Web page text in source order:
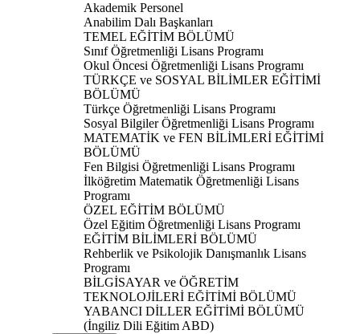
Akademik Personel
Anabilim Dalı Başkanları
TEMEL EĞİTİM BÖLÜMÜ
Sınıf Öğretmenliği Lisans Programı
Okul Öncesi Öğretmenliği Lisans Programı
TÜRKÇE ve SOSYAL BİLİMLER EĞİTİMİ
BÖLÜMÜ
Türkçe Öğretmenliği Lisans Programı
Sosyal Bilgiler Öğretmenliği Lisans Programı
MATEMATİK ve FEN BİLİMLERİ EĞİTİMİ
BÖLÜMÜ
Fen Bilgisi Öğretmenliği Lisans Programı
İlköğretim Matematik Öğretmenliği Lisans
Programı
ÖZEL EĞİTİM BÖLÜMÜ
Özel Eğitim Öğretmenliği Lisans Programı
EĞİTİM BİLİMLERİ BÖLÜMÜ
Rehberlik ve Psikolojik Danışmanlık Lisans
Programı
BİLGİSAYAR ve ÖĞRETİM
TEKNOLOJİLERİ EĞİTİMİ BÖLÜMÜ
YABANCI DİLLER EĞİTİMİ BÖLÜMÜ
(İngiliz Dili Eğitim ABD)